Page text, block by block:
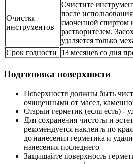
Очистка
инструментов
Очистите
после
смоченной спиртом
растворителем.
удаляется только
Срок годности
18 месяцев со дня
Подготовка поверхности
Поверхности должны быть
очищенными от масел,
Старый герметик (если есть) -
Для сохранения чистоты и
рекомендуется наклеить по
до нанесения герметика и
нанесения последнего.
Защищайте поверхность